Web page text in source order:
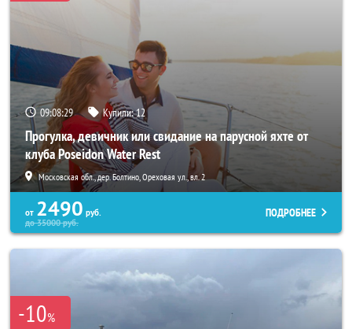
09:08:25 Купили:12
Прогулка, девичник или свидание на парусной яхте от
клуба Poseidon Water Rest
Московская обл., дер. Болтино, Ореховая ул., вл. 2
от 2490 руб.
до35000руб.
ПОДРОБНЕЕ
-10%